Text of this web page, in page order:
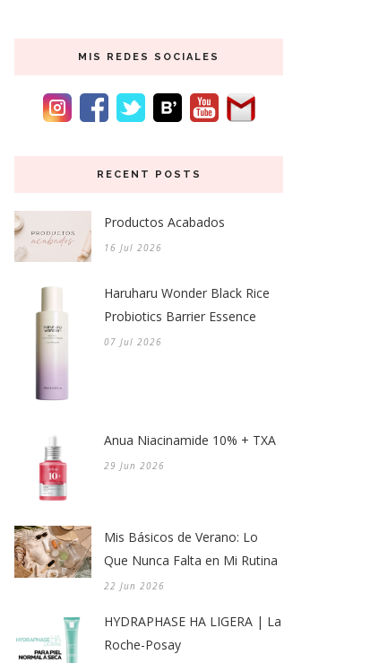
MIS REDES SOCIALES
RECENT POSTS
Productos Acabados
16 Jul 2026
Haruharu Wonder Black Rice
Probiotics Barrier Essence
07 Jul 2026
Anua Niacinamide 10% + TXA
29 Jun 2026
Mis Básicos de Verano: Lo
Que Nunca Falta en Mi Rutina
22 Jun 2026
HYDRAPHASE HA LIGERA | La
Roche-Posay